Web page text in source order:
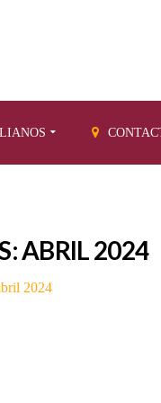
ABRIL 2024
2024